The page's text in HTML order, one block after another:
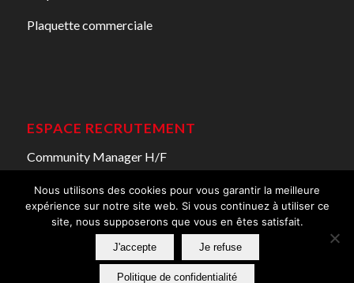
Plaquette commerciale
ESPACE RECRUTEMENT
Community Manager H/F
conception sitepar www.redpeps.fr
Nous utilisons des cookies pour vous garantir la meilleure
expérience sur notre site web. Si vous continuez à utiliser ce
site, nous supposerons que vous en êtes satisfait.
J'accepte Je refuse
Politique de confidentialité